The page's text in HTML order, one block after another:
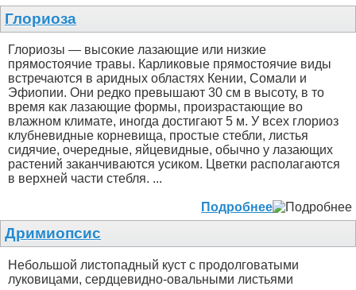
Глориоза
Глориозы — высокие лазающие или низкие
прямостоячие травы. Карликовые прямостоячие виды
встречаются в аридных областях Кении, Сомали и
Эфиопии. Они редко превышают 30 см в высоту, в то
время как лазающие формы, произрастающие во
влажном климате, иногда достигают 5 м. У всех глориоз
клубневидные корневища, простые стебли, листья
сидячие, очередные, яйцевидные, обычно у лазающих
растений заканчиваются усиком. Цветки располагаются
в верхней части стебля. ...
Подробнее
Дримиопсис
Небольшой листопадный куст с продолговатыми
луковицами, сердцевидно-овальными листьями